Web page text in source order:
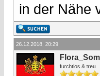
in der Nähe
26.12.2018, 20:29
furchtlos & treu